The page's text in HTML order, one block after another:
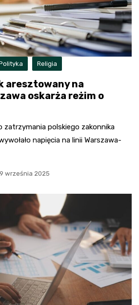
Religia
aresztowany na
oskarża reżim o
zatrzymania polskiego zakonnika
napięcia na linii Warszawa-
9 września 2025